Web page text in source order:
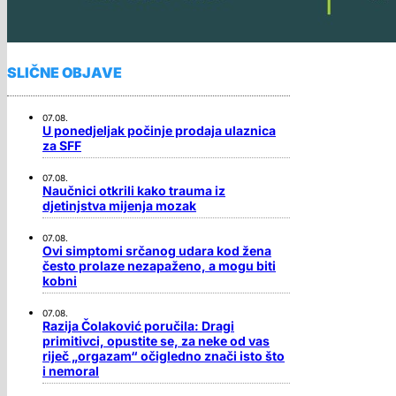
SLIČNE OBJAVE
07.08.
U ponedjeljak počinje prodaja ulaznica
za SFF
07.08.
Naučnici otkrili kako trauma iz
djetinjstva mijenja mozak
07.08.
Ovi simptomi srčanog udara kod žena
često prolaze nezapaženo, a mogu biti
kobni
07.08.
Razija Čolaković poručila: Dragi
primitivci, opustite se, za neke od vas
riječ „orgazam“ očigledno znači isto što
i nemoral